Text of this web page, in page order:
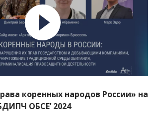
коренных народов России» на
ОБСЕ’ 2024